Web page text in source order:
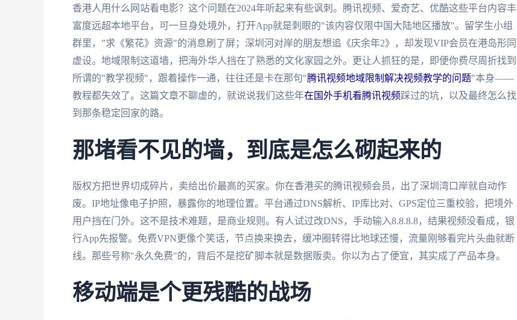
香港人用什么网站看电影？这个问题在2024年听起来有些讽刺。腾讯视频、爱奇艺、优酷这些平台内容丰
富度远超本地平台，可一旦身处境外，打开App就是刺眼的"该内容仅限中国大陆地区播放"。留学生小组
群里，"求《繁花》资源"的消息刷了屏；深圳河对岸的朋友想追《庆余年2》，却发现VIP会员在港岛形同
虚设。地域限制这道墙，把海外华人挡在了熟悉的文化家园之外。更让人抓狂的是，即便你费尽周折找到
所谓的"教学视频"，跟着操作一通，往往还是卡在那句"腾讯视频地域限制解决视频教学的问题"本身——
教程都失效了。这篇文章不聊虚的，就说说我们这些年在国外手机看腾讯视频踩过的坑，以及最终怎么找
到那条稳定回家的路。
那堵看不见的墙，到底是怎么砌起来的
版权方把世界切成碎片，卖给出价最高的买家。你在香港买的腾讯视频会员，出了深圳湾口岸就自动作
废。IP地址像电子护照，暴露你的地理位置。平台通过DNS解析、IP库比对、GPS定位三重校验，把境外
用户挡在门外。这不是技术难题，是商业规则。有人试过改DNS，手动输入8.8.8.8，结果视频没看成，银
行App先报警。免费VPN更像个笑话，节点换来换去，缓冲圈转得比地球还慢，流量刚够看完片头曲就断
线。那些号称"永久免费"的，背后不是挖矿脚本就是数据贩卖。你以为占了便宜，其实成了产品本身。
移动端是个更残酷的战场